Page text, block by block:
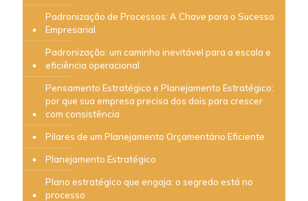
Padronização de Processos: A Chave para o Sucesso
Empresarial
Padronização: um caminho inevitável para a escala e
eficiência operacional
Pensamento Estratégico e Planejamento Estratégico:
por que sua empresa precisa dos dois para crescer
com consistência
Pilares de um Planejamento Orçamentário Eficiente
Planejamento Estratégico
Plano estratégico que engaja: o segredo está no
processo